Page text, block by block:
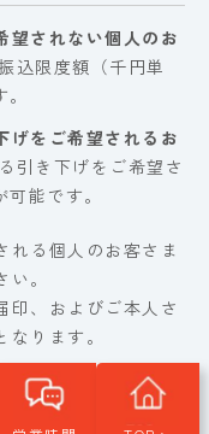
望されない個人のお
込限度額（千円単
げをご希望されるお
引き下げをご希望さ
能です。
れる個人のお客さま
。
印、およびご本人さ
ります。